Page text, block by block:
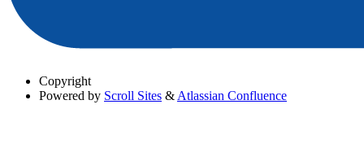
Copyright
Powered by Scroll Sites & Atlassian Confluence